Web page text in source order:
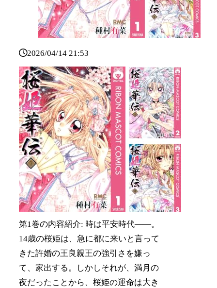
2026/04/14 21:53
第1巻の内容紹介: 時は平安時代――。
14歳の桜姫は、急に都に来いと言って
きた許婚の王良親王の強引さを嫌っ
て、家出する。しかしそれが、満月の
夜だったことから、桜姫の運命は大き